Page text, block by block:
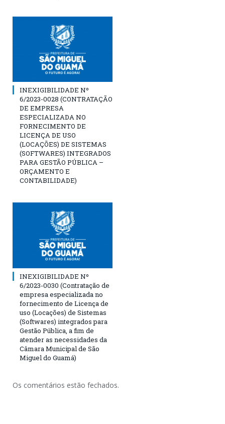
INEXIGIBILIDADE Nº
6/2023-0028 (CONTRATAÇÃO
DE EMPRESA
ESPECIALIZADA NO
FORNECIMENTO DE
LICENÇA DE USO
(LOCAÇÕES) DE SISTEMAS
(SOFTWARES) INTEGRADOS
PARA GESTÃO PÚBLICA –
ORÇAMENTO E
CONTABILIDADE)
INEXIGIBILIDADE Nº
6/2023-0030 (Contratação de
empresa especializada no
fornecimento de Licença de
uso (Locações) de Sistemas
(Softwares) integrados para
Gestão Pública, a fim de
atender as necessidades da
Câmara Municipal de São
Miguel do Guamá)
Os comentários estão fechados.